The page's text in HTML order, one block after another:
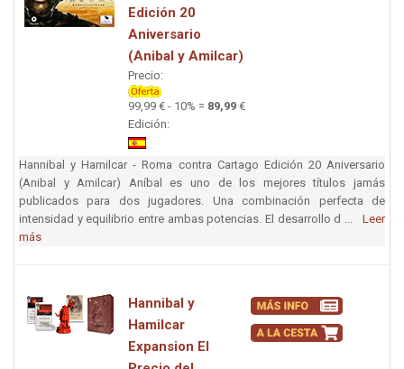
Edición 20
Aniversario
(Anibal y Amilcar)
Precio:
99,99 € - 10% = 89,99 €
Edición:
Hannibal y Hamilcar - Roma contra Cartago Edición 20 Aniversario
(Anibal y Amilcar) Aníbal es uno de los mejores títulos jamás
publicados para dos jugadores. Una combinación perfecta de
intensidad y equilibrio entre ambas potencias. El desarrollo d ... Leer
más
Hannibal y
Hamilcar
Expansion El